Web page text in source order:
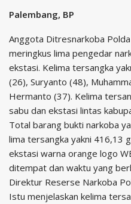
Palembang, BP
Anggota Ditresnarkoba
meringkus lima pengedar
ekstasi. Kelima tersangka
(26), Suryanto (48),
Hermanto (37). Kelima
sabu dan ekstasi lintas
Total barang bukti narkoba
lima tersangka yakni 416,13
ekstasi warna orange logo
ditempat dan waktu yang
Direktur Reserse Narkoba
Istu menjelaskan kelima